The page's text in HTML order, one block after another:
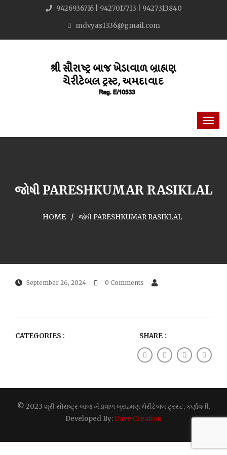
9426936716 | 9427017713 | 9427313840
mdvyas1336@gmail.com
જોષી PARESHKUMAR RASIKLAL
HOME જોષી PARESHKUMAR RASIKLAL
September 26, 2024 0 Comments
CATEGORIES : SHARE :
© 2023 શ્રી સૌરાષ્ટ્ર બાજ ખેડાવાળ બ્રાહ્મણ ચેરીટેબલ ટ્રસ્ટ, કર્ણાવતી.
Developed By: Dave Creation